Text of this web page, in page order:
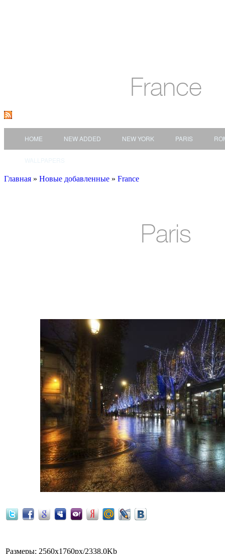
France
HOME NEW ADDED NEW YORK PARIS
Главная » Новые добавленные » France
Paris
Размеры: 2560x1760px/2338.0Kb